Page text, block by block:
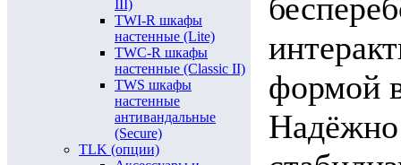
III)
TWI-R шкафы
настенные (Lite)
TWC-R шкафы
настенные (Classic II)
TWS шкафы
настенные
антивандальные
(Secure)
TLK (опции)
формой
Надёжно